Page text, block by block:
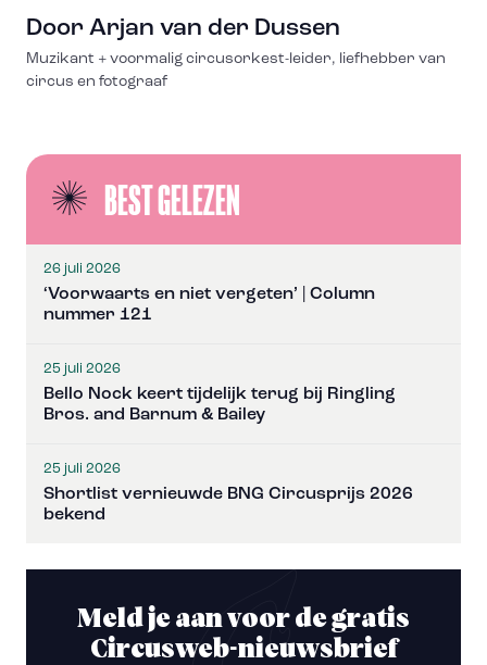
Door Arjan van der Dussen
Muzikant + voormalig circusorkest-leider, liefhebber van
circus en fotograaf
BEST GELEZEN
26 juli 2026
‘Voorwaarts en niet vergeten’ | Column
nummer 121
25 juli 2026
Bello Nock keert tijdelijk terug bij Ringling
Bros. and Barnum & Bailey
25 juli 2026
Shortlist vernieuwde BNG Circusprijs 2026
bekend
Meld je aan voor de gratis
Circusweb-nieuwsbrief